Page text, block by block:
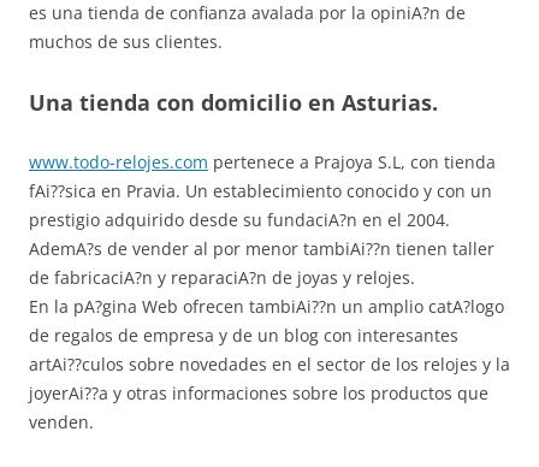
es una tienda de confianza avalada por la opiniA?n de
muchos de sus clientes.
Una tienda con domicilio en Asturias.
www.todo-relojes.com pertenece a Prajoya S.L, con tienda
fAi??sica en Pravia. Un establecimiento conocido y con un
prestigio adquirido desde su fundaciA?n en el 2004.
AdemA?s de vender al por menor tambiAi??n tienen taller
de fabricaciA?n y reparaciA?n de joyas y relojes.
En la pA?gina Web ofrecen tambiAi??n un amplio catA?logo
de regalos de empresa y de un blog con interesantes
artAi??culos sobre novedades en el sector de los relojes y la
joyerAi??a y otras informaciones sobre los productos que
venden.